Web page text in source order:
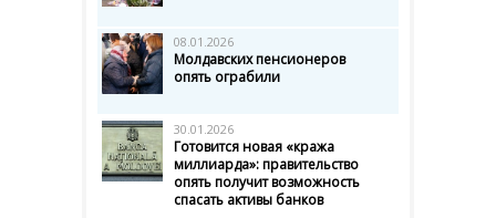
08.01.2026
Молдавских пенсионеров
опять ограбили
30.01.2026
Готовится новая «кража
миллиарда»: правительство
опять получит возможность
спасать активы банков